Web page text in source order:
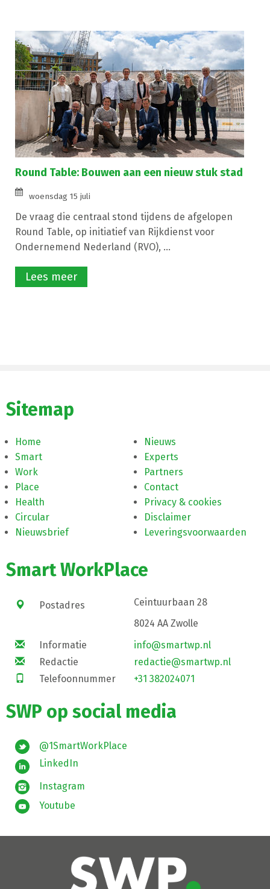
Round Table: Bouwen aan een nieuw stuk stad
woensdag 15 juli
De vraag die centraal stond tijdens de afgelopen
Round Table, op initiatief van Rijkdienst voor
Ondernemend Nederland (RVO), ...
Lees meer
Sitemap
Home
Smart
Work
Place
Health
Circular
Nieuwsbrief
Nieuws
Experts
Partners
Contact
Privacy & cookies
Disclaimer
Leveringsvoorwaarden
Smart WorkPlace
Postadres
Ceintuurbaan 28
8024 AA Zwolle
Informatie
info@smartwp.nl
Redactie
redactie@smartwp.nl
Telefoonnummer
+31 382024071
SWP op social media
@1SmartWorkPlace
LinkedIn
Instagram
Youtube